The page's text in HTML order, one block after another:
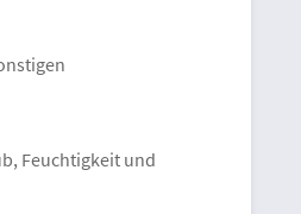
Feuchtigkeit und